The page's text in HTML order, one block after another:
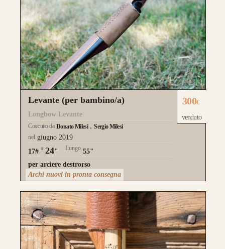
composizione a
Tre Lamine in legno.
la risposta meccanica è la medesima e
l’estetica risulta più pulita.
da 750€
Guarda alcuni degli archi già
realizzati su misura
Levante (per bambino/a)
Longbow Levante
Costruito da Donato Milesi
Sergio Milesi
nel giugno 2019
17# a 24" Lungo 55"
per arciere destrorso
300€
venduto
Archi nuovi in pronta consegna